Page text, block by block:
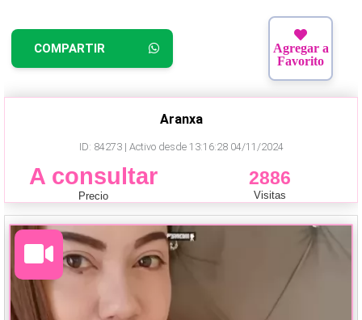
COMPARTIR
Agregar a
Favorito
Aranxa
ID: 84273 | Activo desde 13:16:28 04/11/2024
A consultar
Precio
2886
Visitas